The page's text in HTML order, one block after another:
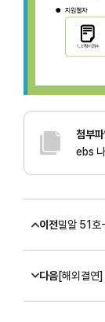
첨부
ebs
이전밀알 51호
다음[해외결연